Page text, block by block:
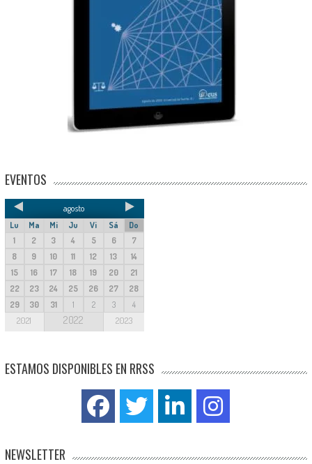
EVENTOS
agosto
Lu Ma Mi Ju Vi Sá
Do
1
2 3 4 5 6
7
8
9 10 11 12 13
14
15
16 17 18 19 20
21
22
23 24 25 26 27
28
29
30 31 1 2 3 4
2021 2022 2023
ESTAMOS DISPONIBLES EN RRSS
NEWSLETTER